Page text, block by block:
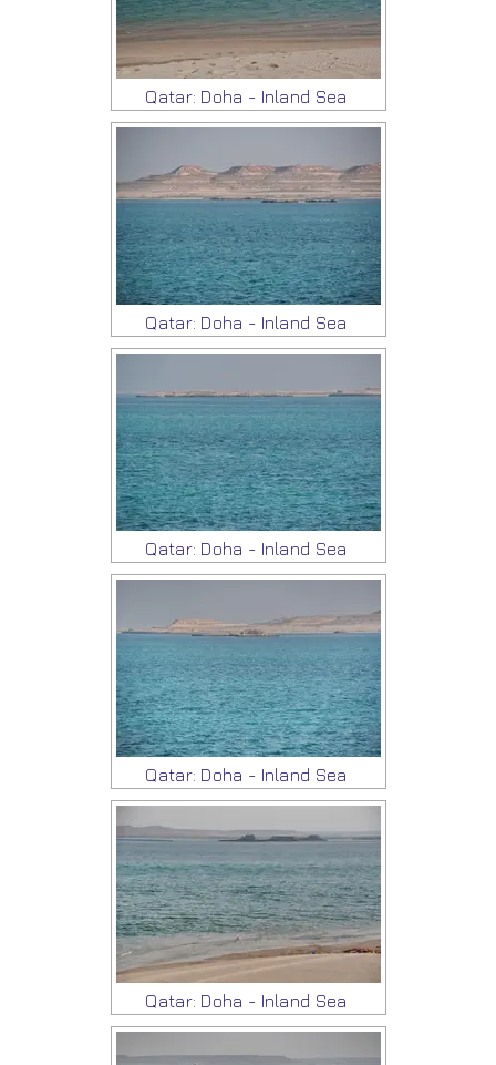
Qatar: Doha - Inland Sea
Qatar: Doha - Inland Sea
Qatar: Doha - Inland Sea
Qatar: Doha - Inland Sea
Qatar: Doha - Inland Sea